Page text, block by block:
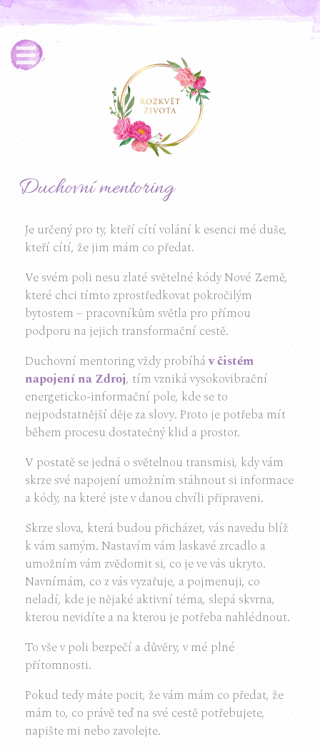
Duchovní mentoring
Je určený pro ty, kteří cítí volání k esenci mé duše,
kteří cítí, že jim mám co předat.
Ve svém poli nesu zlaté světelné kódy Nové Země,
které chci tímto zprostředkovat pokročilým
bytostem – pracovníkům světla pro přímou
podporu na jejich transformační cestě.
Duchovní mentoring vždy probíháv čistém
napojení na Zdroj, tím vzniká vysokovibrační
energeticko-informační pole, kde se to
nejpodstatnější děje za slovy. Proto je potřeba mít
během procesu dostatečný klid a prostor.
V postatě se jedná o světelnou transmisi, kdy vám
skrze své napojení umožním stáhnout si informace
a kódy, na které jste v danou chvíli připraveni.
Skrze slova, která budou přicházet, vás navedu blíž
k vám samým. Nastavím vám laskavé zrcadlo a
umožním vám zvědomit si, co je ve vás ukryto.
Navnímám, co z vás vyzařuje, a pojmenuji, co
neladí, kde je nějaké aktivní téma, slepá skvrna,
kterou nevidíte a na kterou je potřeba nahlédnout.
To vše v poli bezpečí a důvěry, v mé plné
přítomnosti.
Pokud tedy máte pocit, že vám mám co předat, že
mám to, co právě teď na své cestě potřebujete,
napište mi nebo zavolejte.